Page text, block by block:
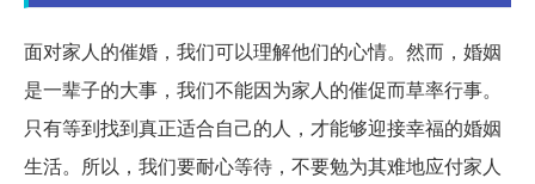
面对家人的催婚，我们可以理解他们的心情。然而，婚姻
是一辈子的大事，我们不能因为家人的催促而草率行事。
只有等到找到真正适合自己的人，才能够迎接幸福的婚姻
生活。所以，我们要耐心等待，不要勉为其难地应付家人